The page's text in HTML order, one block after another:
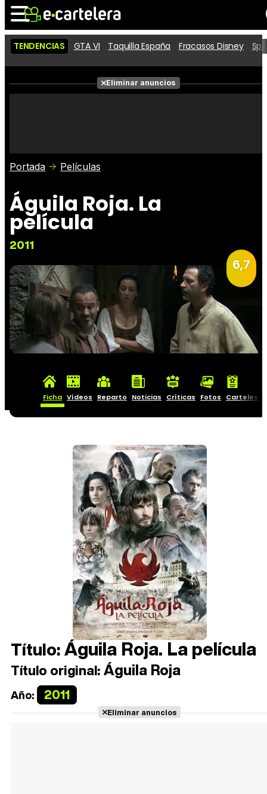
Noticias Cartelera
Películas
Críticas
TENDENCIAS GTA VI Taquilla España Fracasos Disney
Eliminar anuncios
Portada Películas
Águila Roja. La
película
2011
6,7
Ficha Vídeos Reparto Noticias Críticas Fotos Carteles
Título:Águila Roja. La película
Título original:Águila Roja
Año: 2011
Eliminar anuncios